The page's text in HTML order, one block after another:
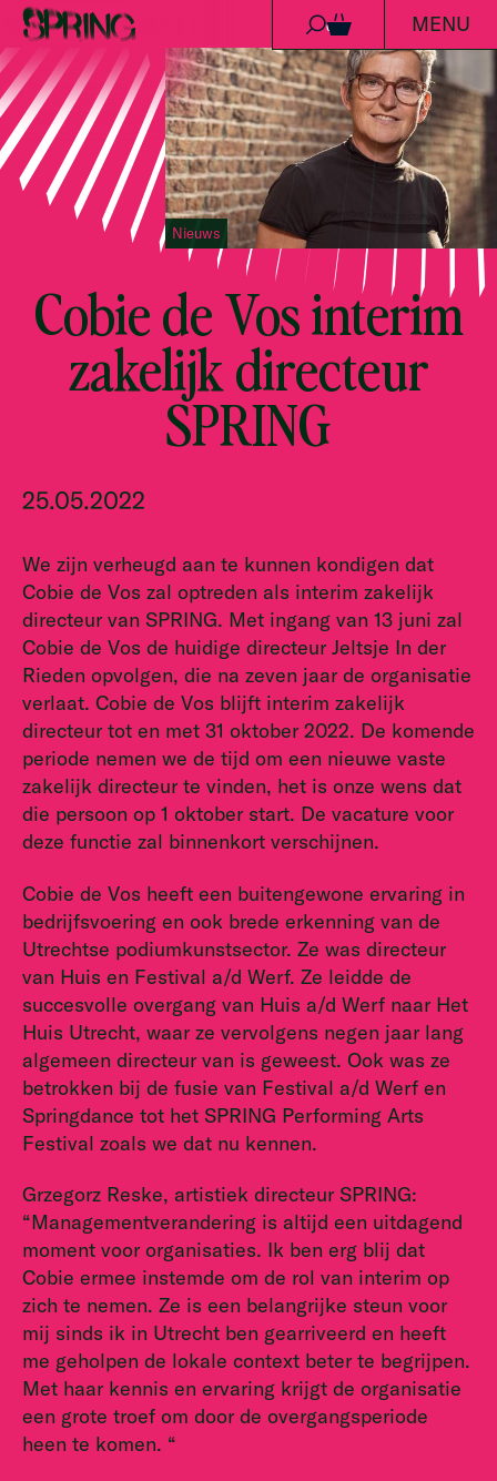
Ga naar de inhoud
0 MENU
Nieuws
Cobie de Vos interim
zakelijk directeur
SPRING
25.05.2022
We zijn verheugd aan te kunnen kondigen dat
Cobie de Vos zal optreden als interim zakelijk
directeur van SPRING. Met ingang van 13 juni zal
Cobie de Vos de huidige directeur Jeltsje In der
Rieden opvolgen, die na zeven jaar de organisatie
verlaat. Cobie de Vos blijft interim zakelijk
directeur tot en met 31 oktober 2022. De komende
periode nemen we de tijd om een nieuwe vaste
zakelijk directeur te vinden, het is onze wens dat
die persoon op 1 oktober start. De vacature voor
deze functie zal binnenkort verschijnen.
Cobie de Vos heeft een buitengewone ervaring in
bedrijfsvoering en ook brede erkenning van de
Utrechtse podiumkunstsector. Ze was directeur
van Huis en Festival a/d Werf. Ze leidde de
succesvolle overgang van Huis a/d Werf naar Het
Huis Utrecht, waar ze vervolgens negen jaar lang
algemeen directeur van is geweest. Ook was ze
betrokken bij de fusie van Festival a/d Werf en
Springdance tot het SPRING Performing Arts
Festival zoals we dat nu kennen.
Grzegorz Reske, artistiek directeur SPRING:
“Managementverandering is altijd een uitdagend
moment voor organisaties. Ik ben erg blij dat
Cobie ermee instemde om de rol van interim op
zich te nemen. Ze is een belangrijke steun voor
mij sinds ik in Utrecht ben gearriveerd en heeft
me geholpen de lokale context beter te begrijpen.
Met haar kennis en ervaring krijgt de organisatie
een grote troef om door de overgangsperiode
heen te komen. “